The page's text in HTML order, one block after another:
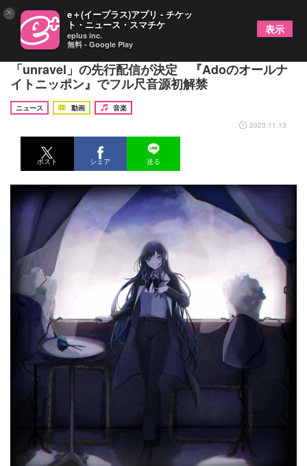
Ado、『Adoの歌ってみたアルバム』収録曲
「unravel」の先行配信が決定 『Adoのオールナ
イトニッポン』でフル尺音源初解禁
ニュース 動画
音楽
2023.11.13
ポスト シェア 送る
× e＋(イープラス)アプリ - チケッ
ト・ニュース・スマチケ
eplus inc.
無料 - Google Play
表示